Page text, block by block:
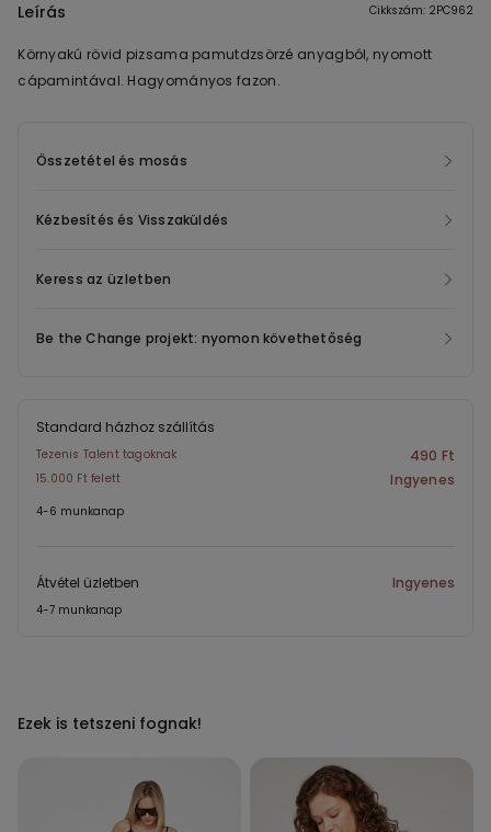
Leírás Cikkszám: 2PC962
Környakú rövid pizsama pamutdzsörzé anyagból, nyomott
cápamintával. Hagyományos fazon.
Összetétel és mosás
Kézbesítés és Visszaküldés
Keress az üzletben
Be the Change projekt: nyomon követhetőség
Standard házhoz szállítás
Tezenis Talent tagoknak 490 Ft
15.000 Ft felett Ingyenes
4-6 munkanap
Átvétel üzletben Ingyenes
4-7 munkanap
Ezek is tetszeni fognak!